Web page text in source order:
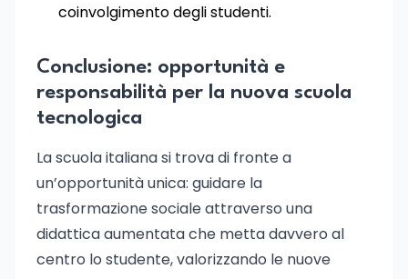
coinvolgimento degli studenti.
Conclusione: opportunità e
responsabilità per la nuova scuola
tecnologica
La scuola italiana si trova di fronte a
un’opportunità unica: guidare la
trasformazione sociale attraverso una
didattica aumentata che metta davvero al
centro lo studente, valorizzando le nuove